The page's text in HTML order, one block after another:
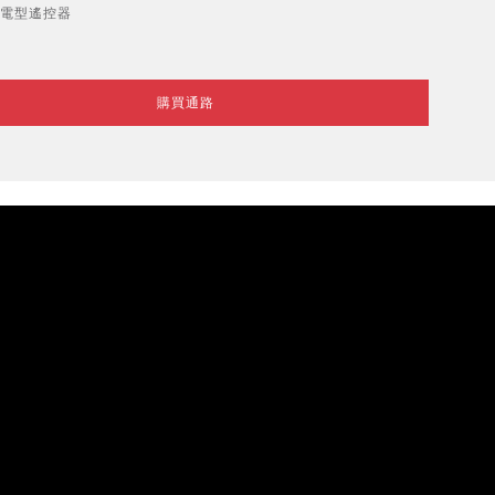
型遙控器
購買通路